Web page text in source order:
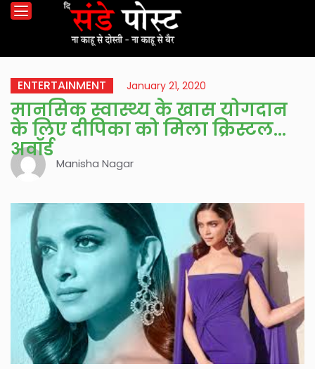
ENTERTAINMENT January 21, 2020
मानसिक स्वास्थ्य के खास योगदान
के लिए दीपिका को मिला क्रिस्टल
अवॉर्ड
Manisha Nagar